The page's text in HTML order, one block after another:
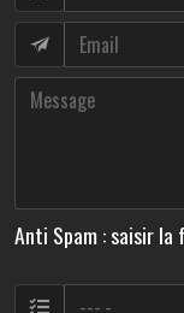
Anti Spam : saisir la